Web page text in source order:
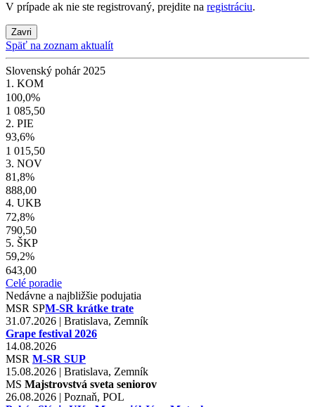
V prípade ak nie ste registrovaný, prejdite na registráciu.
Zavri
Späť na zoznam aktualít
Slovenský pohár 2025
1. KOM
100,0%
1 085,50
2. PIE
93,6%
1 015,50
3. NOV
81,8%
888,00
4. UKB
72,8%
790,50
5. ŠKP
59,2%
643,00
Celé poradie
Nedávne a najbližšie podujatia
MSR SPM-SR krátke trate
31.07.2026 | Bratislava, Zemník
Grape festival 2026
14.08.2026
MSR M-SR SUP
15.08.2026 | Bratislava, Zemník
MS Majstrovstvá sveta seniorov
26.08.2026 | Poznaň, POL